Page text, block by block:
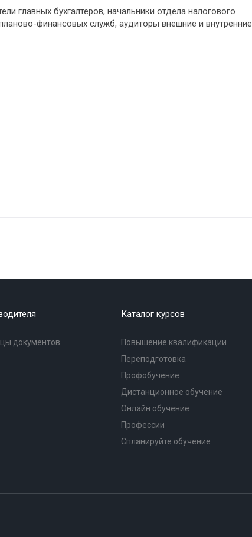
главных бухгалтеров, начальники отдела налогового
финансовых служб, аудиторы внешние и внутренние
документов
Каталог курсов
Повышение квалификации
Переподготовка
Профобучение
Дистанционное обучение
Онлайн обучение
Профессии
Спланируйте обучение